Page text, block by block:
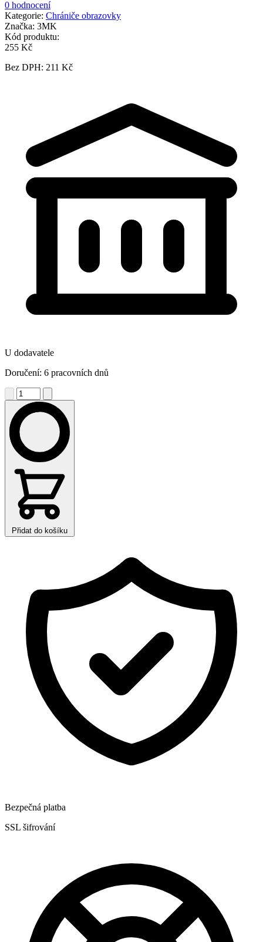
0 hodnocení
Kategorie: Chrániče obrazovky
Značka: 3MK
Kód produktu:
255 Kč
Bez DPH: 211 Kč
U dodavatele
Doručení: 6 pracovních dnů
Přidat do košíku
Bezpečná platba
SSL šifrování